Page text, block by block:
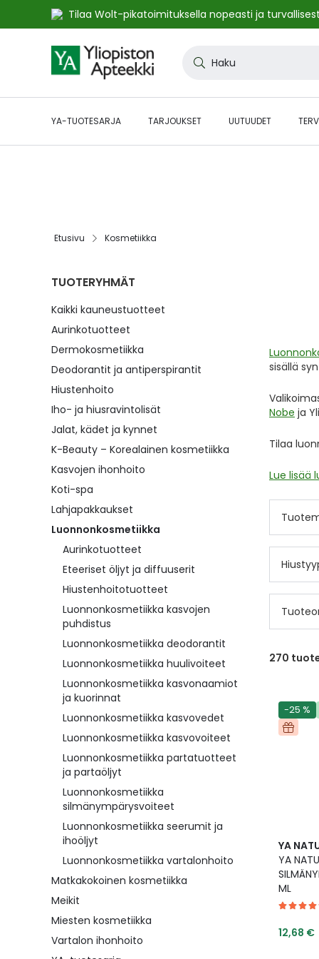
Tilaa Wolt-pikatoimituksella nopeasti ja
to
Content
YA-TUOTESARJA TARJOUKSET UUTUUDET
Etusivu Kosmetiikka
TUOTERYHMÄT
Kaikki kauneustuotteet
Aurinkotuotteet
Dermokosmetiikka
Deodorantit ja antiperspirantit
Hiustenhoito
Iho- ja hiusravintolisät
Jalat, kädet ja kynnet
K-Beauty – Korealainen kosmetiikka
Kasvojen ihonhoito
Koti-spa
Lahjapakkaukset
Luonnonkosmetiikka
Aurinkotuotteet
Eteeriset öljyt ja diffuuserit
Hiustenhoitotuotteet
Luonnonkosmetiikka kasvojen
puhdistus
Luonnonkosmetiikka deodorantit
Luonnonkosmetiikka huulivoiteet
Luonnonkosmetiikka kasvonaamiot
ja kuorinnat
Luonnonkosmetiikka kasvovedet
Luonnonkosmetiikka kasvovoiteet
Luonnonkosmetiikka partatuotteet
ja partaöljyt
Luonnonkosmetiikka
silmänympärysvoiteet
Luonnonkosmetiikka seerumit ja
ihoöljyt
Luonnonkosmetiikka vartalonhoito
Matkakokoinen kosmetiikka
Meikit
Miesten kosmetiikka
Vartalon ihonhoito
sisällä
Nobe ja
Tilaa
Lue lisää
270
-25 %
YA
YA
ML
12,68 €